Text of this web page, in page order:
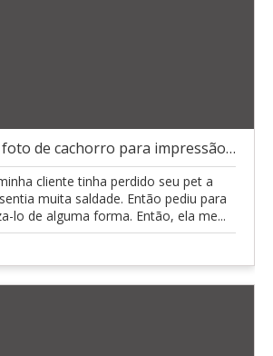
Modelação de foto de cachorro para impressão 3d
cliente tinha perdido seu pet a
muita saldade. Então pediu para
lo de alguma forma. Então, ela me...